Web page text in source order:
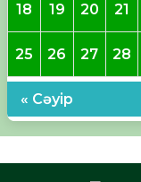
18 19 20 21
25 26 27 28
« Сәуір